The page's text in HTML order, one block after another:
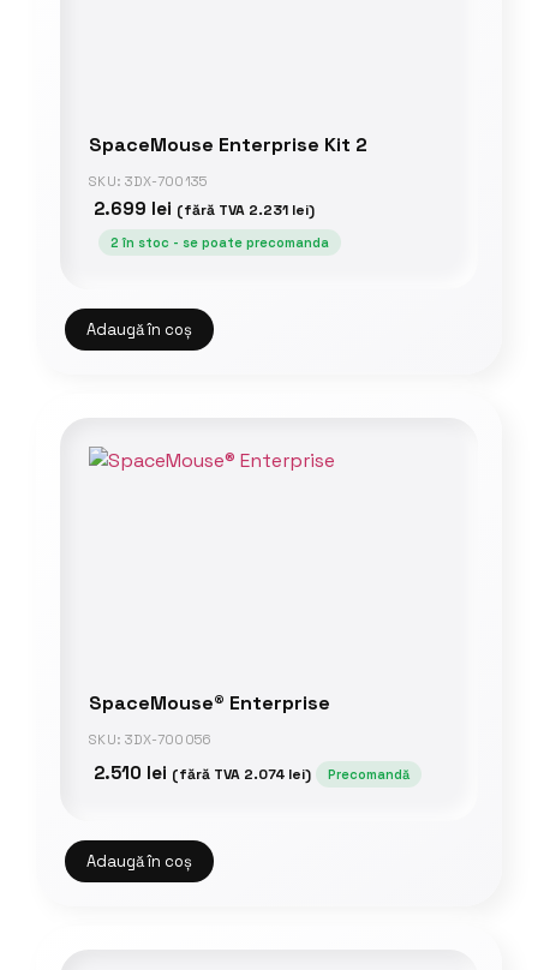
SpaceMouse Enterprise Kit 2
SKU: 3DX-700135
2.699 lei (fără TVA 2.231 lei)
2 în stoc - se poate precomanda
Adaugă în coș
SpaceMouse® Enterprise
SKU: 3DX-700056
2.510 lei (fără TVA 2.074 lei) Precomandă
Adaugă în coș